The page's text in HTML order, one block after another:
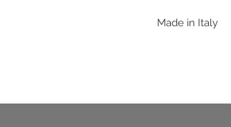
Made in Italy